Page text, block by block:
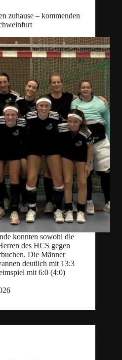
zuhause – kommenden
konnten sowohl die
des HCS gegen
Die Männer
deutlich mit 13:3
mit 6:0 (4:0)